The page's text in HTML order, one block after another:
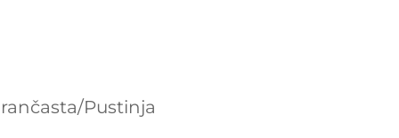
Pustinja